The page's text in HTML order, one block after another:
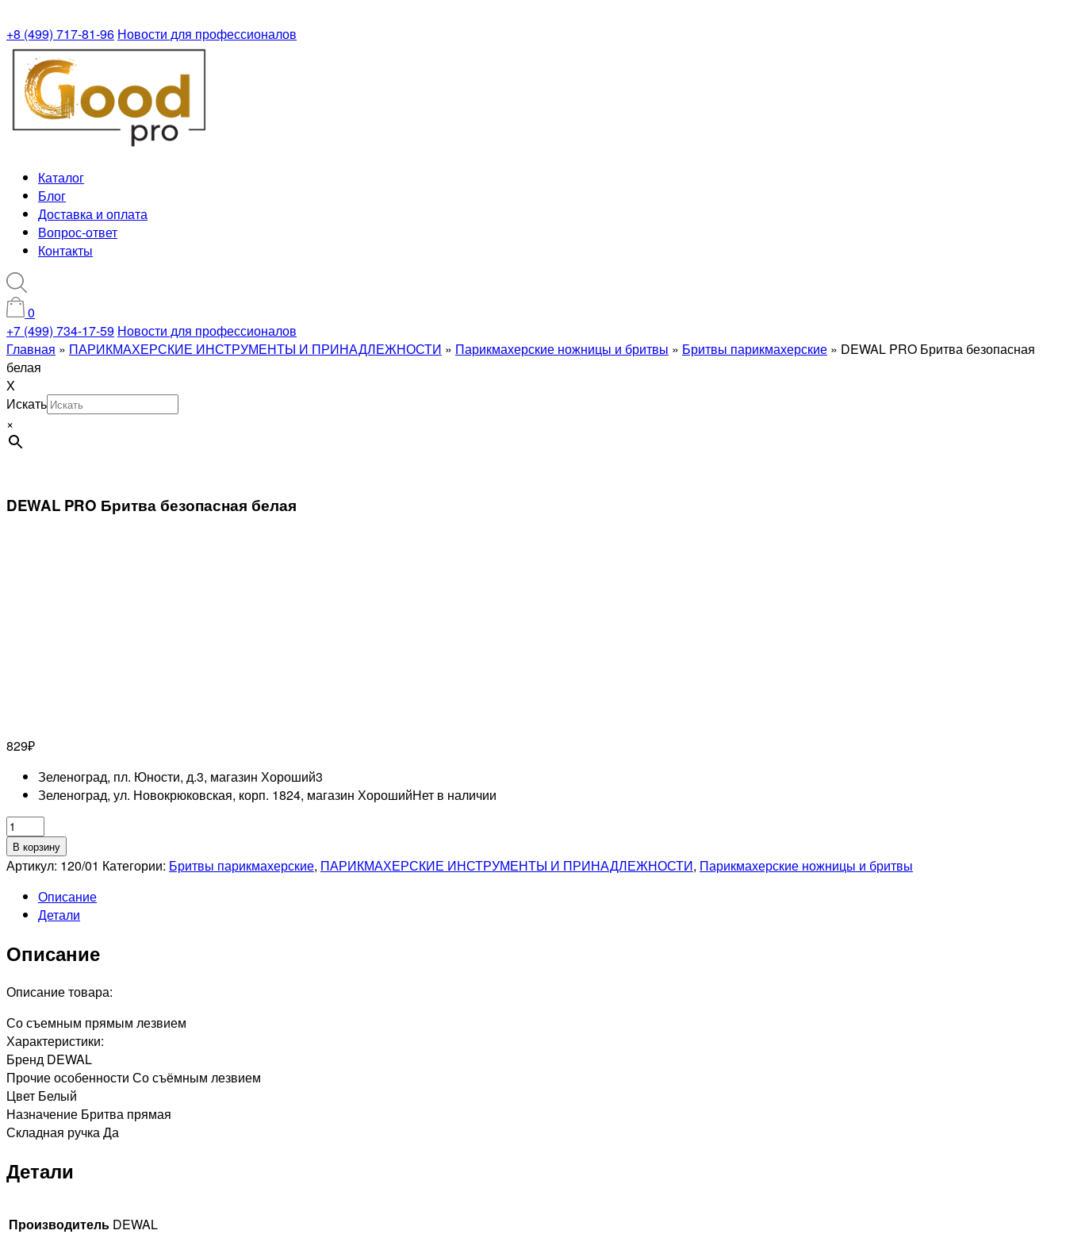
+8 (499) 717-81-96 Новости для профессионалов
Каталог
Блог
Доставка и оплата
Вопрос-ответ
Контакты
0
+7 (499) 734-17-59 Новости для профессионалов
Главная » ПАРИКМАХЕРСКИЕ ИНСТРУМЕНТЫ И ПРИНАДЛЕЖНОСТИ » Парикмахерские ножницы и бритвы » Бритвы парикмахерские » DEWAL PRO Бритва безопасная
белая
X
Искать
×
DEWAL PRO Бритва безопасная белая
829₽
Зеленоград, пл. Юности, д.3, магазин Хороший3
Зеленоград, ул. Новокрюковская, корп. 1824, магазин ХорошийНет в наличии
Количество
товара
DEWAL
Бритва
безопасная
В корзину
Артикул: 120/01 Категории: Бритвы парикмахерские, ПАРИКМАХЕРСКИЕ ИНСТРУМЕНТЫ И ПРИНАДЛЕЖНОСТИ, Парикмахерские ножницы и бритвы
Описание
Детали
Описание
Описание товара:
Со съемным прямым лезвием
Характеристики:
Бренд DEWAL
Прочие особенности Со съёмным лезвием
Цвет Белый
Назначение Бритва прямая
Складная ручка Да
Детали
Производитель DEWAL